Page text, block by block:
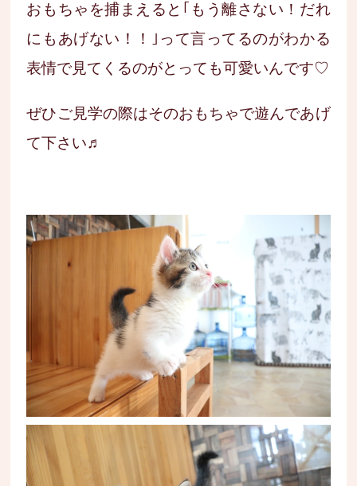
おもちゃを捕まえると｢もう離さない！だれ
にもあげない！！｣って言ってるのがわかる
表情で見てくるのがとっても可愛いんです♡
ぜひご見学の際はそのおもちゃで遊んであげ
て下さい♬